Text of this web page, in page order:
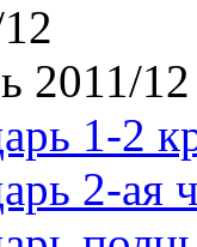
2011/12
1-2
2-ая